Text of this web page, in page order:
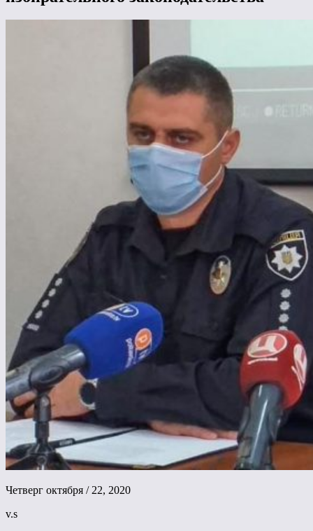
Четверг октября / 22, 2020
v.s